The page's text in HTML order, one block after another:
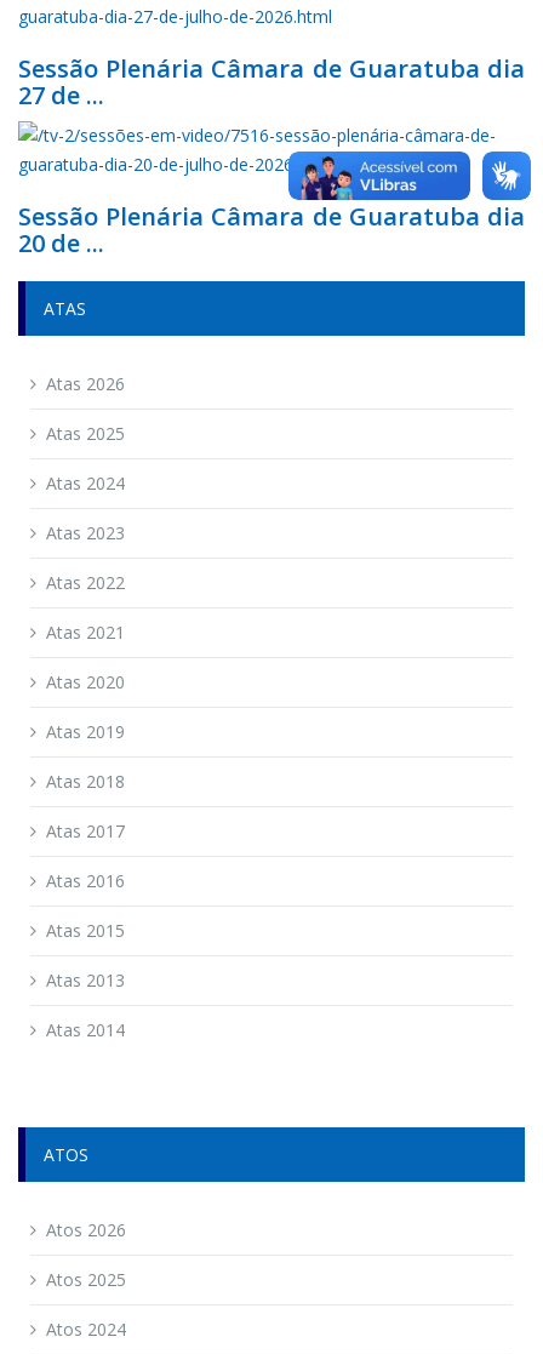
Sessão Plenária Câmara de Guaratuba dia
27 de ...
Sessão Plenária Câmara de Guaratuba dia
20 de ...
ATAS
Atas 2026
Atas 2025
Atas 2024
Atas 2023
Atas 2022
Atas 2021
Atas 2020
Atas 2019
Atas 2018
Atas 2017
Atas 2016
Atas 2015
Atas 2013
Atas 2014
ATOS
Atos 2026
Atos 2025
Atos 2024